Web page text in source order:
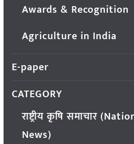
Awards & Recognition
Agriculture in India
E-paper
CATEGORY
राष्ट्रीय कृषि समाचार
News)